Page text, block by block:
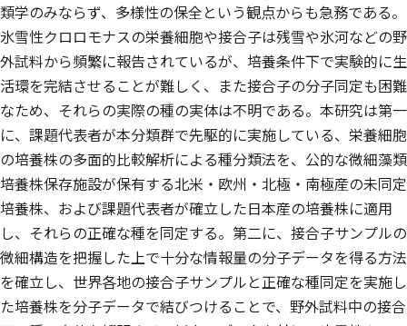
類学のみならず、多様性の保全という観点からも急務である。
氷雪性クロロモナスの栄養細胞や接合子は残雪や氷河などの野
外試料から頻繁に報告されているが、培養条件下で実験的に生
活環を完結させることが難しく、また接合子の分子同定も困難
なため、それらの実際の種の実体は不明である。本研究は第一
に、課題代表者が本分類群で先駆的に実施している、栄養細胞
の培養株の多面的比較解析による種分類法を、公的な微細藻類
培養株保存施設が保有する北米・欧州・北極・南極産の未同定
培養株、および課題代表者が確立した日本産の培養株に適用
し、それらの正確な種を同定する。第二に、接合子サンプルの
微細構造を把握した上で十分な情報量の分子データを得る方法
を確立し、世界各地の接合子サンプルと正確な種同定を実施し
た培養株を分子データで結びつけることで、野外試料中の接合